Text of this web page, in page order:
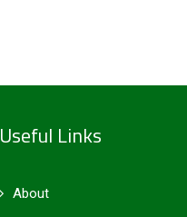
Useful Links
About